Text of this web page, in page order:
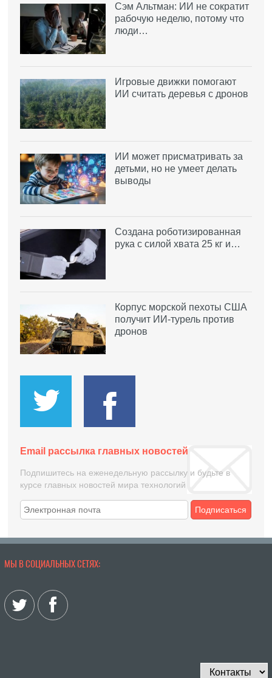
Сэм Альтман: ИИ не сократит
рабочую неделю, потому что
люди…
Игровые движки помогают
ИИ считать деревья с дронов
ИИ может присматривать за
детьми, но не умеет делать
выводы
Создана роботизированная
рука с силой хвата 25 кг и…
Корпус морской пехоты США
получит ИИ-турель против
дронов
Email рассылка главных новостей
Подпишитесь на еженедельную рассылку и будьте в
курсе главных новостей мира технологий
Подписаться
МЫ В СОЦИАЛЬНЫХ СЕТЯХ: